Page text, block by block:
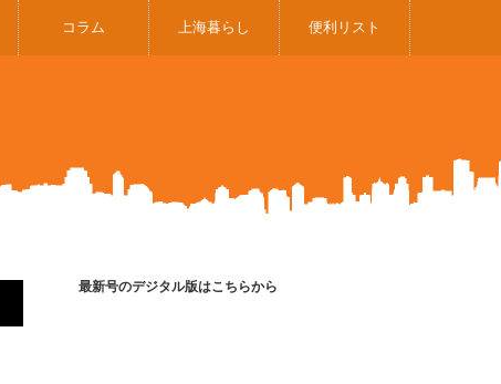
コラム 上海暮らし 便利リスト
最新号のデジタル版はこちらから